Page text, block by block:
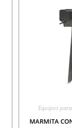
Equipos
MARMITA